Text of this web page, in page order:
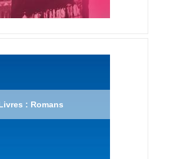
: Romans